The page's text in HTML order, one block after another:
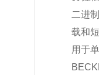
二进
载和
用于